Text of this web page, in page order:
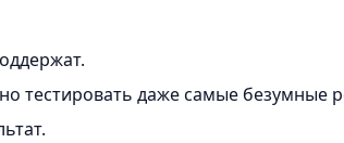
тестировать даже самые безумные